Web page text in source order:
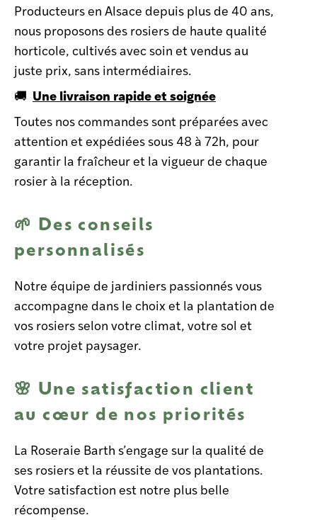
Producteurs en Alsace depuis plus de 40 ans,
nous proposons des rosiers de haute qualité
horticole, cultivés avec soin et vendus au
juste prix, sans intermédiaires.
🚚 Une livraison rapide et soignée
Toutes nos commandes sont préparées avec
attention et expédiées sous 48 à 72h, pour
garantir la fraîcheur et la vigueur de chaque
rosier à la réception.
🌱 Des conseils
personnalisés
Notre équipe de jardiniers passionnés vous
accompagne dans le choix et la plantation de
vos rosiers selon votre climat, votre sol et
votre projet paysager.
🌸 Une satisfaction client
au cœur de nos priorités
La Roseraie Barth s’engage sur la qualité de
ses rosiers et la réussite de vos plantations.
Votre satisfaction est notre plus belle
récompense.